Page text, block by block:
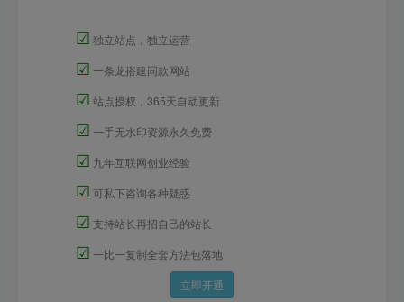
☑ 独立站点，独立运营
☑ 一条龙搭建同款网站
☑ 站点授权，365天自动更新
☑ 一手无水印资源永久免费
☑ 九年互联网创业经验
☑ 可私下咨询各种疑惑
☑ 支持站长再招自己的站长
☑ 一比一复制全套方法包落地
立即开通